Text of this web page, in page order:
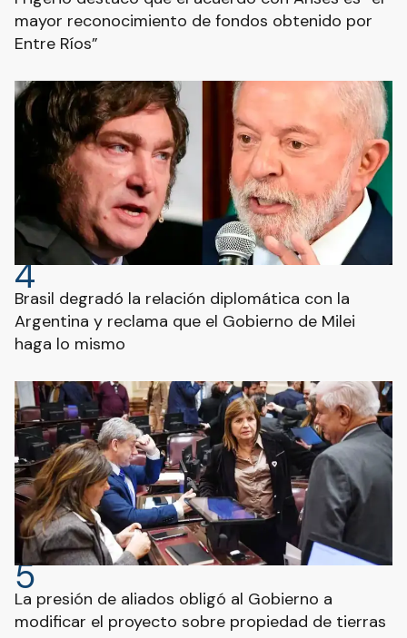
mayor reconocimiento de fondos obtenido por
Entre Ríos”
4
Brasil degradó la relación diplomática con la
Argentina y reclama que el Gobierno de Milei
haga lo mismo
5
La presión de aliados obligó al Gobierno a
modificar el proyecto sobre propiedad de tierras